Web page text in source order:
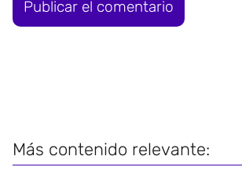
Más contenido relevante: